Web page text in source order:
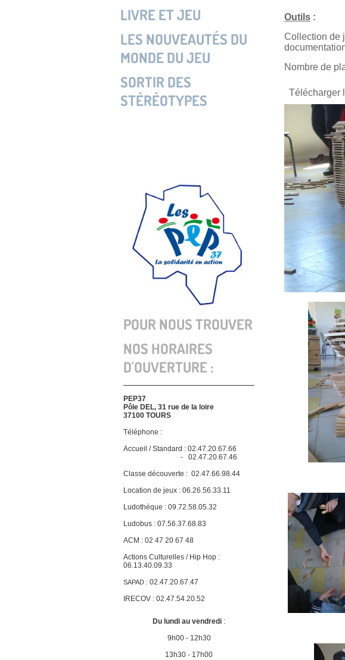
LIVRE ET JEU
LES NOUVEAUTÉS DU
MONDE DU JEU
SORTIR DES
STÉRÉOTYPES
POUR NOUS TROUVER
NOS HORAIRES
D'OUVERTURE :
PEP37
Pôle DEL, 31 rue de la loire
37100 TOURS
Téléphone :
Accueil / Standard : 02.47.20.67.66
- 02.47.20.67.46
Classe découverte : 02.47.66.98.44
Location de jeux : 06.26.56.33.11
Ludothèque : 09.72.58.05.32
Ludobus : 07.56.37.68.83
ACM : 02 47 20 67 48
Actions Culturelles / Hip Hop :
06.13.40.09.33
SAPAD : 02.47.20.67.47
IRECOV : 02.47.54.20.52
Du lundi au vendredi :
9h00 - 12h30
13h30 - 17h00
Outils :
Collection de
Nombre de
Télécharger